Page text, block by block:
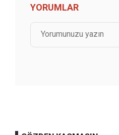
YORUMLAR